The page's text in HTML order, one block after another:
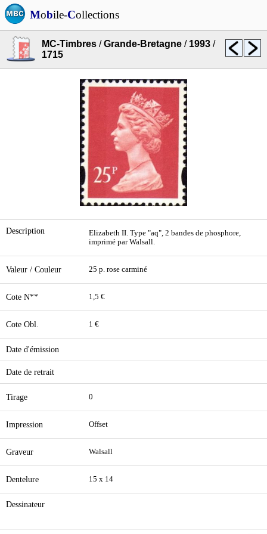
Mobile-Collections
MC-Timbres /Grande-Bretagne / 1993 /
1715
Description
Elizabeth II. Type "aq", 2 bandes de phosphore,
imprimé par Walsall.
Valeur / Couleur 25 p. rose carminé
Cote N** 1,5 €
Cote Obl. 1 €
Date d'émission
Date de retrait
Tirage 0
Impression Offset
Graveur Walsall
Dentelure 15 x 14
Dessinateur